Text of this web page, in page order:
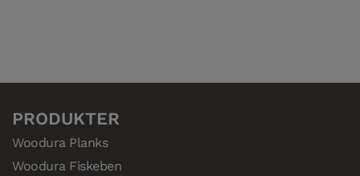
PRODUKTER
Woodura Planks
Woodura Fiskeben